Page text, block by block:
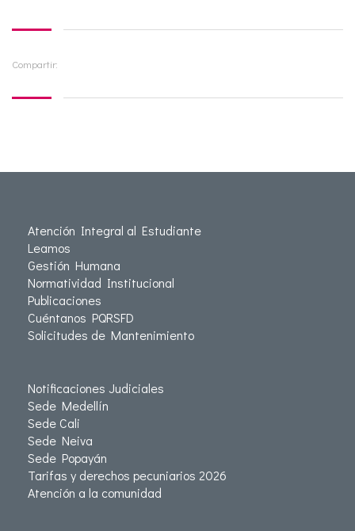
Compartir:
Atención Integral al Estudiante
Leamos
Gestión Humana
Normatividad Institucional
Publicaciones
Cuéntanos PQRSFD
Solicitudes de Mantenimiento
Notificaciones Judiciales
Sede Medellín
Sede Cali
Sede Neiva
Sede Popayán
Tarifas y derechos pecuniarios 2026
Atención a la comunidad